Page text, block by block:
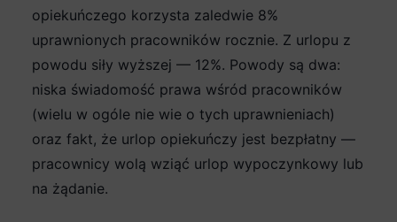
opiekuńczego korzysta zaledwie 8%
uprawnionych pracowników rocznie. Z urlopu z
powodu siły wyższej — 12%. Powody są dwa:
niska świadomość prawa wśród pracowników
(wielu w ogóle nie wie o tych uprawnieniach)
oraz fakt, że urlop opiekuńczy jest bezpłatny —
pracownicy wolą wziąć urlop wypoczynkowy lub
na żądanie.